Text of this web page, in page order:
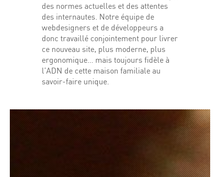
des normes actuelles et des attentes
des internautes. Notre équipe de
webdesigners et de développeurs a
donc travaillé conjointement pour livrer
ce nouveau site, plus moderne, plus
ergonomique… mais toujours fidèle à
l’ADN de cette maison familiale au
savoir-faire unique.